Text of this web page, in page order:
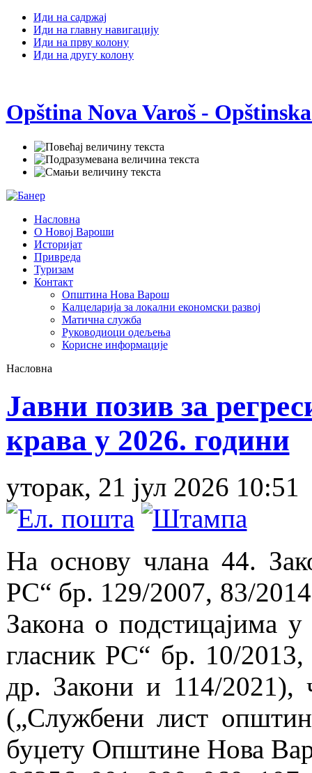
Иди на садржај
Иди на главну навигацију
Иди на прву колону
Иди на другу колону
Opština Nova Varoš -
Насловна
О Новој Вароши
Историјат
Привреда
Туризам
Контакт
Општина Нова Варош
Калцеларија за локални економски развој
Матична служба
Руководиоци одељења
Корисне информације
Насловна
Јавни позив за
крава у 2026. години
уторак, 21 јул 2026 10:51
На основу члана 44.
РС“ бр. 129/2007, 83/
Закона о подстицајима
гласник РС“ бр. 10/
др. Закони и 114/2021),
(„Службени лист
буџету Општине Нова